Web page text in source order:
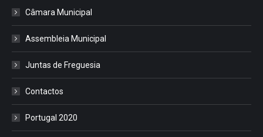
Câmara Municipal
Assembleia Municipal
Juntas de Freguesia
Contactos
Portugal 2020